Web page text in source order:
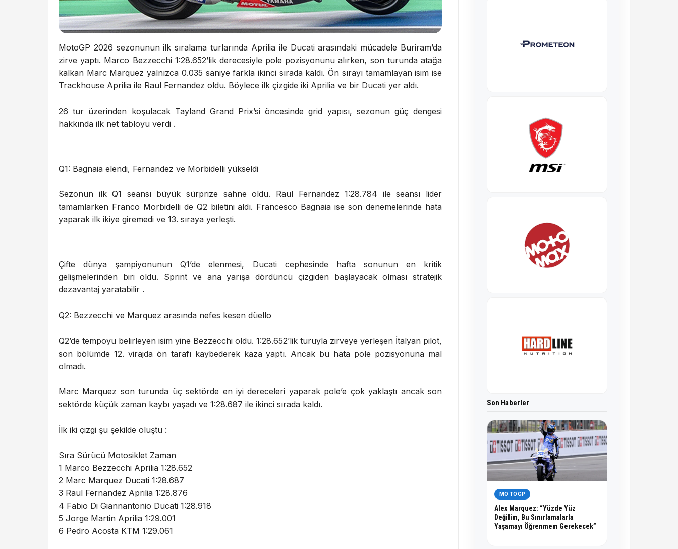
MotoGP 2026 sezonunun ilk sıralama turlarında Aprilia ile Ducati arasındaki mücadele Buriram’da
zirve yaptı. Marco Bezzecchi 1:28.652’lik derecesiyle pole pozisyonunu alırken, son turunda atağa
kalkan Marc Marquez yalnızca 0.035 saniye farkla ikinci sırada kaldı. Ön sırayı tamamlayan isim ise
Trackhouse Aprilia ile Raul Fernandez oldu. Böylece ilk çizgide iki Aprilia ve bir Ducati yer aldı.
26 tur üzerinden koşulacak Tayland Grand Prix’si öncesinde grid yapısı, sezonun güç dengesi
hakkında ilk net tabloyu verdi .
Q1: Bagnaia elendi, Fernandez ve Morbidelli yükseldi
Sezonun ilk Q1 seansı büyük sürprize sahne oldu. Raul Fernandez 1:28.784 ile seansı lider
tamamlarken Franco Morbidelli de Q2 biletini aldı. Francesco Bagnaia ise son denemelerinde hata
yaparak ilk ikiye giremedi ve 13. sıraya yerleşti.
Çifte dünya şampiyonunun Q1’de elenmesi, Ducati cephesinde hafta sonunun en kritik
gelişmelerinden biri oldu. Sprint ve ana yarışa dördüncü çizgiden başlayacak olması stratejik
dezavantaj yaratabilir .
Q2: Bezzecchi ve Marquez arasında nefes kesen düello
Q2’de tempoyu belirleyen isim yine Bezzecchi oldu. 1:28.652’lik turuyla zirveye yerleşen İtalyan pilot,
son bölümde 12. virajda ön tarafı kaybederek kaza yaptı. Ancak bu hata pole pozisyonuna mal
olmadı.
Marc Marquez son turunda üç sektörde en iyi dereceleri yaparak pole’e çok yaklaştı ancak son
sektörde küçük zaman kaybı yaşadı ve 1:28.687 ile ikinci sırada kaldı.
İlk iki çizgi şu şekilde oluştu :
Sıra Sürücü Motosiklet Zaman
1 Marco Bezzecchi Aprilia 1:28.652
2 Marc Marquez Ducati 1:28.687
3 Raul Fernandez Aprilia 1:28.876
4 Fabio Di Giannantonio Ducati 1:28.918
5 Jorge Martin Aprilia 1:29.001
6 Pedro Acosta KTM 1:29.061
Son Haberler
MOTOGP
Alex Marquez: “Yüzde Yüz
Değilim, Bu Sınırlamalarla
Yaşamayı Öğrenmem Gerekecek”